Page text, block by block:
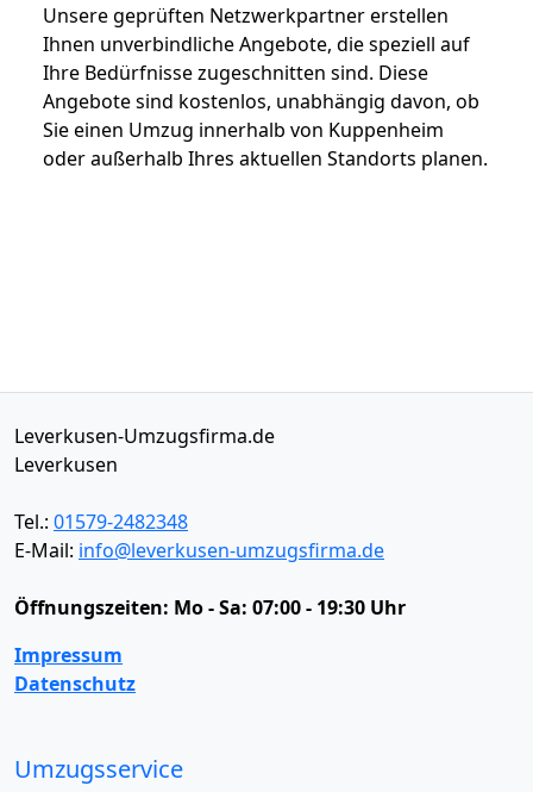
Unsere geprüften Netzwerkpartner erstellen
Ihnen unverbindliche Angebote, die speziell auf
Ihre Bedürfnisse zugeschnitten sind. Diese
Angebote sind kostenlos, unabhängig davon, ob
Sie einen Umzug innerhalb von Kuppenheim
oder außerhalb Ihres aktuellen Standorts planen.
Leverkusen-Umzugsfirma.de
Leverkusen
Tel.: 01579-2482348
E-Mail: info@leverkusen-umzugsfirma.de
Öffnungszeiten: Mo - Sa: 07:00 - 19:30 Uhr
Impressum
Datenschutz
Umzugsservice